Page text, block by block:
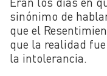
sinónimo de
que el
que la realidad
la intolerancia.